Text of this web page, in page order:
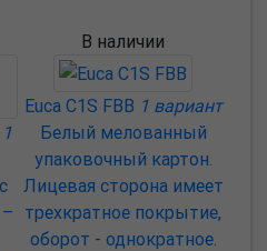
1
В наличии
Euca C1S FBB 1 вариант
Белый мелованный
упаковочный картон.
Лицевая сторона имеет
трехкратное покрытие,
оборот - однократное.